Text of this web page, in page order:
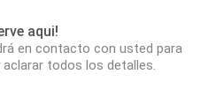
aqui!
en contacto con usted para
todos los detalles.